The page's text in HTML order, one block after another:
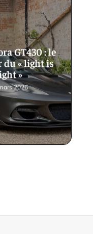
GT430 : le
« light is
»
2026